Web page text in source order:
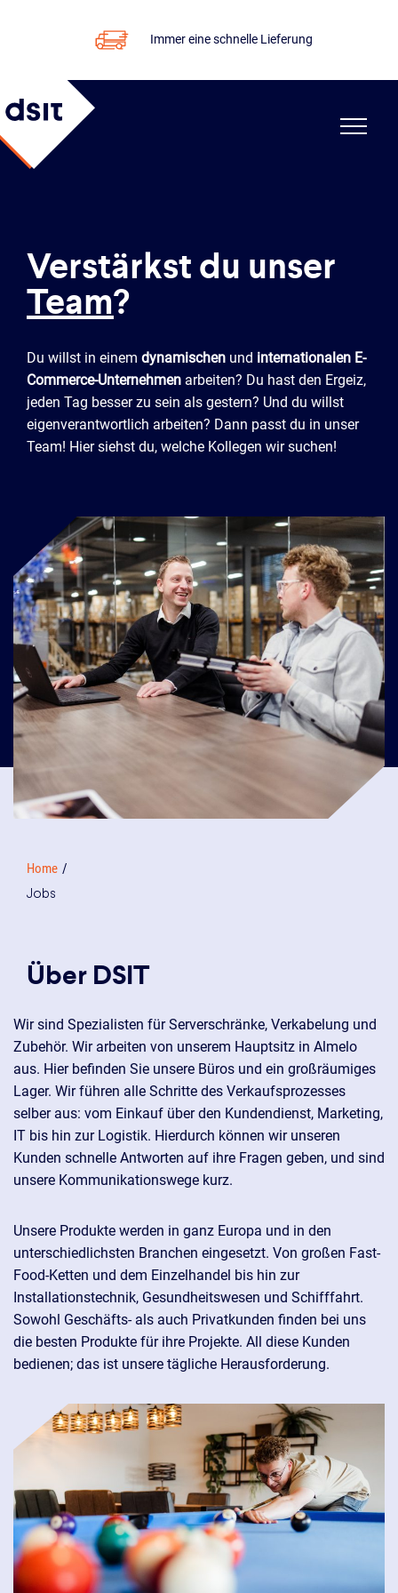
Immer eine schnelle Lieferung
Verstärkst du unser
Team?
Du willst in einem dynamischen und internationalen E-
Commerce-Unternehmen arbeiten? Du hast den Ergeiz,
jeden Tag besser zu sein als gestern? Und du willst
eigenverantwortlich arbeiten? Dann passt du in unser
Team! Hier siehst du, welche Kollegen wir suchen!
Home
Jobs
Über DSIT
Wir sind Spezialisten für Serverschränke, Verkabelung und
Zubehör. Wir arbeiten von unserem Hauptsitz in Almelo
aus. Hier befinden Sie unsere Büros und ein großräumiges
Lager. Wir führen alle Schritte des Verkaufsprozesses
selber aus: vom Einkauf über den Kundendienst, Marketing,
IT bis hin zur Logistik. Hierdurch können wir unseren
Kunden schnelle Antworten auf ihre Fragen geben, und sind
unsere Kommunikationswege kurz.
Unsere Produkte werden in ganz Europa und in den
unterschiedlichsten Branchen eingesetzt. Von großen Fast-
Food-Ketten und dem Einzelhandel bis hin zur
Installationstechnik, Gesundheitswesen und Schifffahrt.
Sowohl Geschäfts- als auch Privatkunden finden bei uns
die besten Produkte für ihre Projekte. All diese Kunden
bedienen; das ist unsere tägliche Herausforderung.